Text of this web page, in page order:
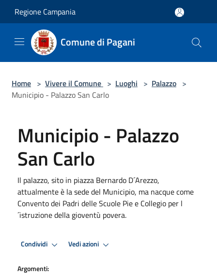
Regione Campania
Comune di Pagani
Home > Vivere il Comune > Luoghi > Palazzo >
Municipio - Palazzo San Carlo
Municipio - Palazzo
San Carlo
Il palazzo, sito in piazza Bernardo D´Arezzo,
attualmente è la sede del Municipio, ma nacque come
Convento dei Padri delle Scuole Pie e Collegio per l
´istruzione della gioventù povera.
Condividi Vedi azioni
Argomenti: